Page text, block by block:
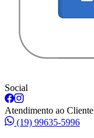
Social
Atendimento ao Cliente
(19) 99635-5996